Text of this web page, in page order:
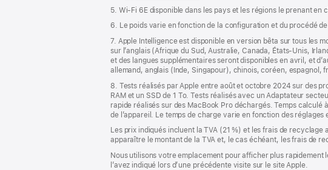
5. Wi-Fi 6E disponible dans les pays et les régions le prenant en
6. Le poids varie en fonction de la configuration et du procédé
7. Apple Intelligence est disponible en version bêta sur tous les
sur l’anglais (Afrique du Sud, Australie, Canada, États-Unis,
et des langues supplémentaires seront disponibles en avril, et
allemand, anglais (Inde, Singapour), chinois, coréen, espagnol,
8. Tests réalisés par Apple entre août et octobre 2024 sur des
RAM et un SSD de 1 To. Tests réalisés avec un Adaptateur
rapide réalisés sur des MacBook Pro déchargés. Temps calculé
de l’appareil. Le temps de charge varie en fonction des
Les prix indiqués incluent la TVA (21 %) et les frais de
apparaître le montant de la TVA et, le cas échéant, les frais de
Nous utilisons votre emplacement pour afficher plus
l’avez indiqué lors d’une précédente visite sur le site Apple.